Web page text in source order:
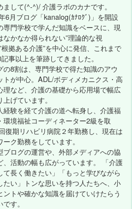
まして(^-^)/ 介護ラボのカナです。
6月ブログ「kanalog(ｶﾅﾛｸﾞ)」を開設
専門学校で学んだ知識をベースに、現
なかなか得られない”理論的な視
根拠ある介護”を中心に発信、これまで
事以上を筆跡してきました。
の8割は、専門学校で得た知識のアウ
トが中心。ADL/ボディメカニクス・高
理など、介護の基礎から応用場で幅広
上げています。
経験を経て介護の道へ転身し、介護福
環境福祉コーディネーター2級を取
復期リハビリ病院２年勤務し、現在は
ーク勤務をしています。
ブログの運営や、外部メディアへの協
、活動の幅も広がっています。 「介護
て長く働きたい」「もっと学びながら
たい」トンな思いを持つ人たちへ、小
ントや確かな知識を届けていけたらう
す。